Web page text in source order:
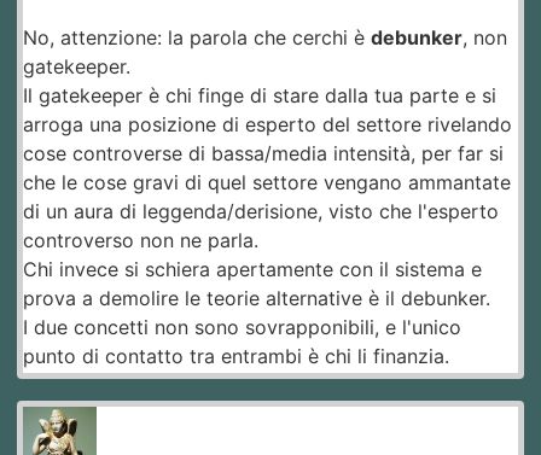
No, attenzione: la parola che cerchi è debunker, non
gatekeeper.
Il gatekeeper è chi finge di stare dalla tua parte e si
arroga una posizione di esperto del settore rivelando
cose controverse di bassa/media intensità, per far si
che le cose gravi di quel settore vengano ammantate
di un aura di leggenda/derisione, visto che l'esperto
controverso non ne parla.
Chi invece si schiera apertamente con il sistema e
prova a demolire le teorie alternative è il debunker.
I due concetti non sono sovrapponibili, e l'unico
punto di contatto tra entrambi è chi li finanzia.